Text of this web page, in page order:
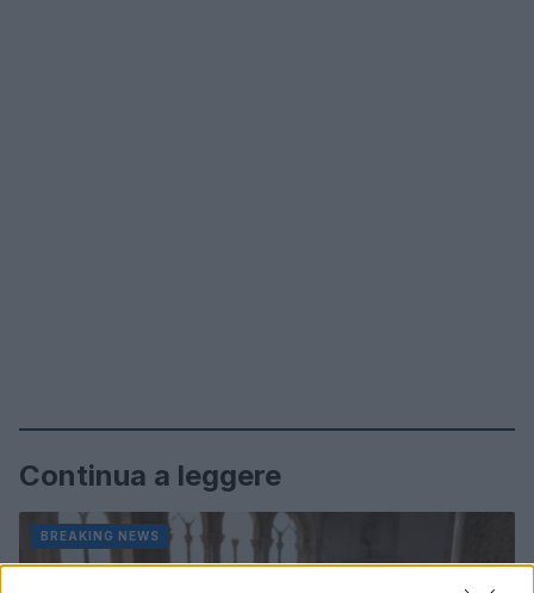
Continua a leggere
BREAKING NEWS